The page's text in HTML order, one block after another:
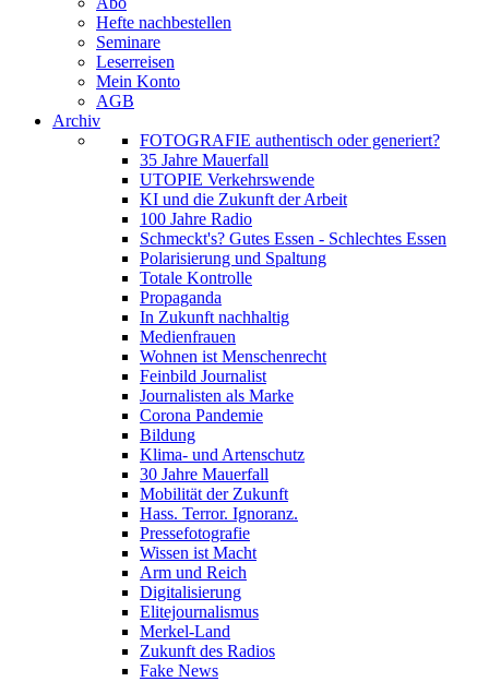
Hefte nachbestellen
Seminare
Leserreisen
Mein Konto
AGB
Archiv
FOTOGRAFIE authentisch oder generiert?
35 Jahre Mauerfall
UTOPIE Verkehrswende
KI und die Zukunft der Arbeit
100 Jahre Radio
Schmeckt's? Gutes Essen - Schlechtes Essen
Polarisierung und Spaltung
Totale Kontrolle
Propaganda
In Zukunft nachhaltig
Medienfrauen
Wohnen ist Menschenrecht
Feinbild Journalist
Journalisten als Marke
Corona Pandemie
Bildung
Klima- und Artenschutz
30 Jahre Mauerfall
Mobilität der Zukunft
Hass. Terror. Ignoranz.
Pressefotografie
Wissen ist Macht
Arm und Reich
Digitalisierung
Elitejournalismus
Merkel-Land
Zukunft des Radios
Fake News